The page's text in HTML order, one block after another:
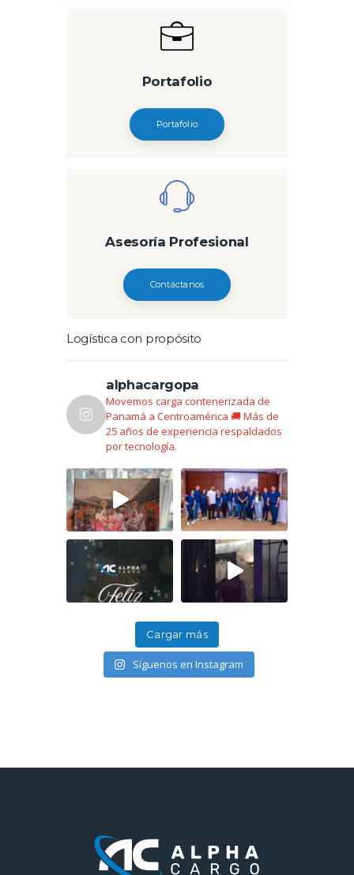
Portafolio
Portafolio
Asesoría Profesional
Contáctanos
Logística con propósito
alphacargopa
Movemos carga contenerizada de
Panamá a Centroamérica 🚚Más de
25 años de experiencia respaldados
por tecnología.
Cargar más
Síguenos en Instagram